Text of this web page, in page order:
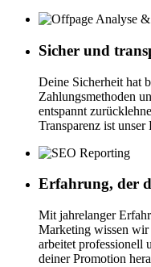
Sicher und
Deine Sicherheit hat
Zahlungsmethoden
entspannt
Transparenz ist unser
Erfahrung, der
Mit jahrelanger
Marketing wissen wir
arbeitet professionell
deiner Promotion